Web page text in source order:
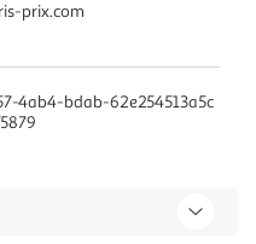
prix.com
4ab4-bdab-62e254513a5c